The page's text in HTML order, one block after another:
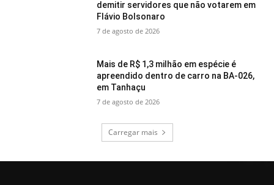
demitir servidores que não votarem em
Flávio Bolsonaro
7 de agosto de 2026
Mais de R$ 1,3 milhão em espécie é
apreendido dentro de carro na BA-026,
em Tanhaçu
7 de agosto de 2026
Carregar mais